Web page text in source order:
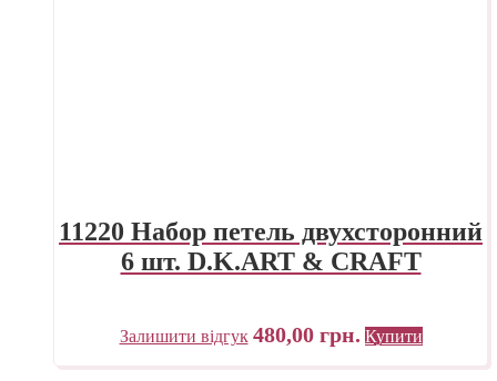
11220 Набор петель двухсторонний
6 шт. D.K.ART & CRAFT
Залишити відгук 480,00 грн. Купити